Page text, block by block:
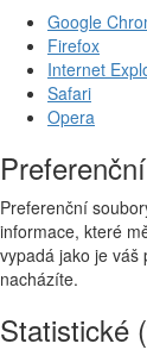
Google
Firefox
Internet
Safari
Opera
Preferenční
informace, které
vypadá jako je váš
nacházíte.
Statistické